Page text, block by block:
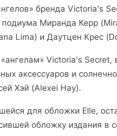
бренда Victoria's
подиума Миранда Керр
Lima) и Даутцен Крес
Victoria's Secret,
аксессуаров и
Хэй (Alexei Hay).
для обложки Elle,
обложку издания в